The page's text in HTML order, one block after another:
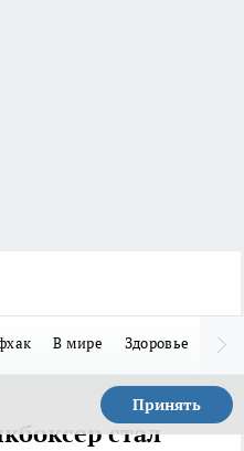
В мире Здоровье
Принять
стал